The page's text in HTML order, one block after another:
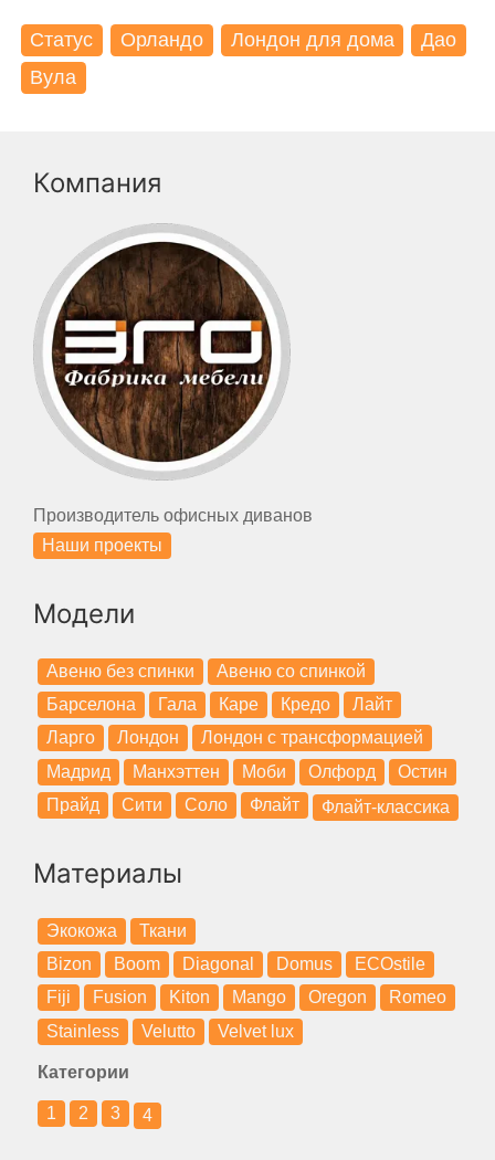
Статус Орландо Лондон для дома
Дао
Вула
Компания
Производитель офисных диванов
Наши проекты
Модели
Авеню без спинки
Авеню со спинкой
Барселона
Гала Каре Кредо
Лайт
Ларго
Лондон
Лондон с трансформацией
Мадрид
Манхэттен Моби Олфорд
Остин
Прайд
Сити Соло Флайт Флайт-классика
Материалы
Экокожа
Ткани
Bizon
Boom Diagonal Domus
ECOstile
Fiji
Fusion Kiton Mango Oregon
Romeo
Stainless
Velutto Velvet lux
Категории
1 2 3 4